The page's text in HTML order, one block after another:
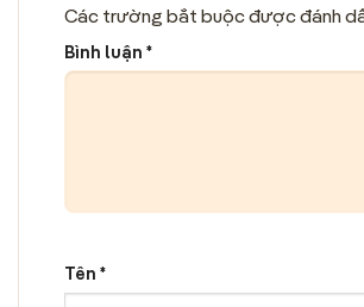
Các trường bắt buộc được đánh
Bình luận*
Tên*